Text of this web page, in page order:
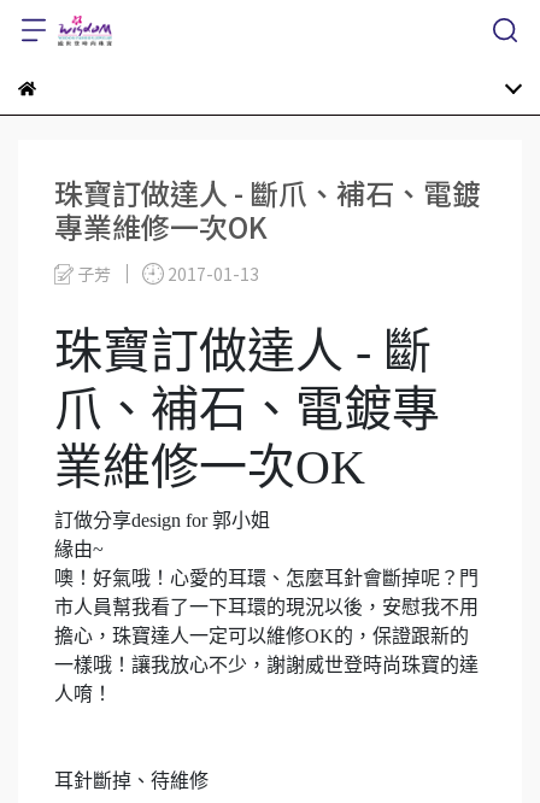
珠寶訂做達人 - 斷爪、補石、電鍍
專業維修一次OK
子芳 2017-01-13
珠寶訂做達人 - 斷
爪、補石、電鍍專
業維修一次OK
訂做分享design for郭小姐
緣由~
噢！好氣哦！心愛的耳環、怎麼耳針會斷掉呢？門
市人員幫我看了一下耳環的現況以後，安慰我不用
擔心，珠寶達人一定可以維修OK的，保證跟新的
一樣哦！讓我放心不少，謝謝威世登時尚珠寶的達
人唷！
耳針斷掉、待維修